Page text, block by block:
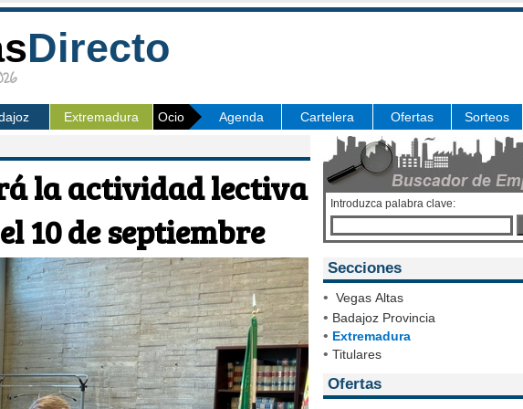
Directo
Extremadura Ocio Agenda Cartelera Ofertas Sorteos
la actividad lectiva
10 de septiembre
Introduzca palabra clave:
Secciones
• Vegas Altas
• Badajoz Provincia
• Extremadura
• Titulares
Ofertas